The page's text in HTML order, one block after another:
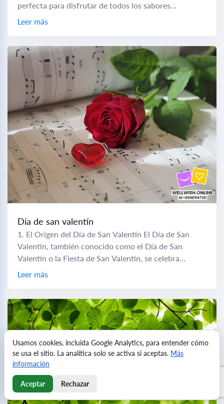
perfecta para disfrutar de todos los sabores
disponibles. Esta festividad se ubica en el corazón...
Leer más
Día de san valentín
1. El Origen del Día de San Valentín El Día de San
Valentín, también conocido como el Día de San
Valentín o la Fiesta de San Valentín, se celebra
anualmente...
Leer más
Usamos cookies, incluida Google Analytics, para entender cómo
se usa el sitio. La analítica solo se activa si aceptas. Más
información
Aceptar Rechazar